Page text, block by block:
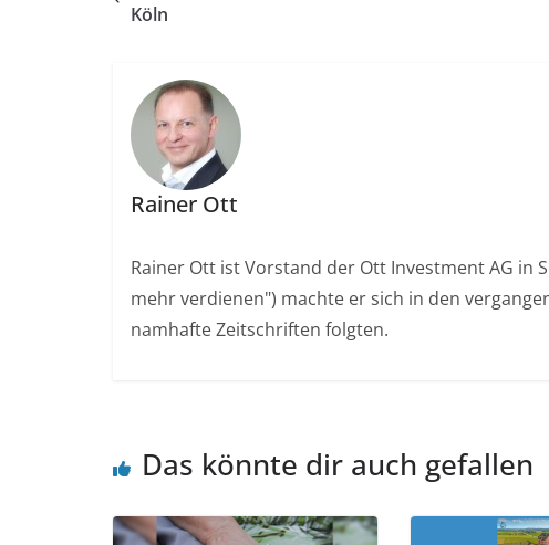
Köln
Rainer Ott
Rainer Ott ist Vorstand der Ott Investment AG in
mehr verdienen") machte er sich in den
namhafte Zeitschriften folgten.
Das könnte dir auch gefallen